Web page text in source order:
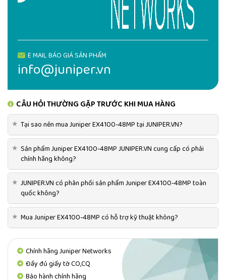
EX4100-24MP switch (with no
power supply or fan module): 10.06
lb (4.57 kg)
EX4100-48MPswitch (with no
power supply or fan module): 10.41
lb (4.72 kg)
150 W DC power supply: 1.43 lb
(0.65 kg)
920 W AC power supply: 1.87 lb
(0.85 kg)
Environmental
Ranges
Operating temperature: 32° to 113°
F (0° to 45° C)
F (-40° to 70° C)
Operating altitude: Up to 5000 ft
at 40° C (1828.8 m)
Nonoperating altitude: Up to
16,000 ft (4877 m)
Relative humidity operating: 5% to
E MAIL BÁO GIÁ SẢN PHẨM
info@juniper.vn
CÂU HỎI THƯỜNG GẶP TRƯỚC KHI MUA HÀNG
★ Tại sao nên mua Juniper EX4100-48MP tại JUNIPER.VN?
★ Sản phẩm Juniper EX4100-48MP JUNIPER.VN cung cấp có phải
chính hãng không?
★ JUNIPER.VN có phân phối sản phẩm Juniper EX4100-48MP toàn
quốc không?
★ Mua Juniper EX4100-48MP có hỗ trợ kỹ thuật không?
Chính hãng Juniper Networks
Đầy đủ giấy tờ CO,CQ
Bảo hành chính hãng